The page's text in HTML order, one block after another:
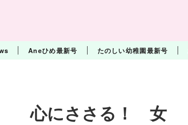
Aneひめ最新号 たのしい幼稚園最新号
心にささる！ 女